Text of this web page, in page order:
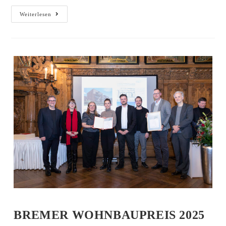
Weiterlesen
BREMER WOHNBAUPREIS 2025